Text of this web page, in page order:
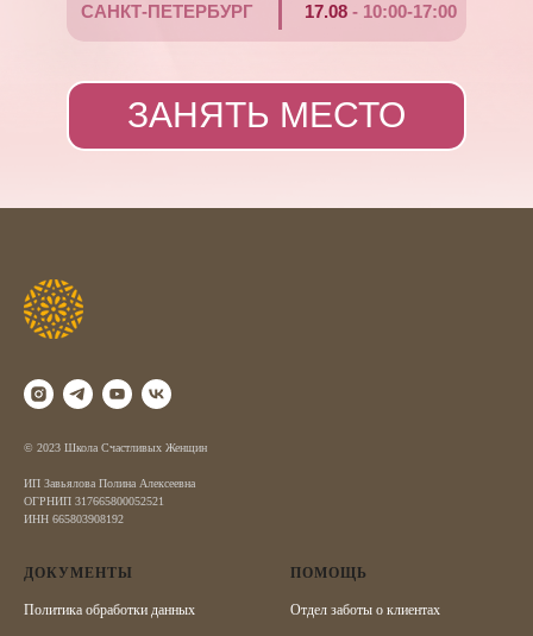
САНКТ-ПЕТЕРБУРГ
ЗАНЯТЬ МЕСТО
17.08 - 10:00-17:00
© 2023 Школа Счастливых Женщин
ИП Завьялова Полина Алексеевна
ОГРНИП 317665800052521
ИНН 665803908192
ДОКУМЕНТЫ
Политика обработки данных
ПОМОЩЬ
Отдел заботы о клиентах